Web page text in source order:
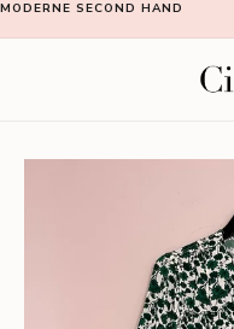
MODERNE SECOND HAND